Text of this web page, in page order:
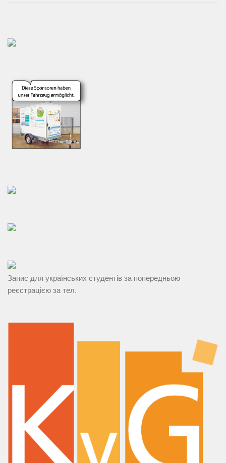
Запис для українських студентів за попередньою
реєстрацією за тел.